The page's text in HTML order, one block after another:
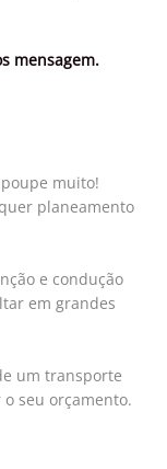
mensagem.
muito!
planeamento
e condução
em grandes
um transporte
seu orçamento.